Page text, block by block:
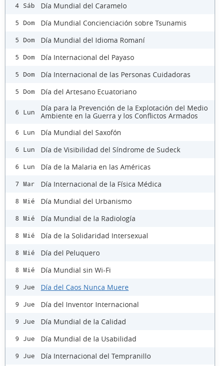
4 Sáb Día Mundial del Caramelo
5 Dom Día Mundial Concienciación sobre Tsunamis
5 Dom Día Mundial del Idioma Romaní
5 Dom Día Internacional del Payaso
5 Dom Día Internacional de las Personas Cuidadoras
5 Dom Día del Artesano Ecuatoriano
6 Lun
Día para la Prevención de la Explotación del Medio
Ambiente en la Guerra y los Conflictos Armados
6 Lun Día Mundial del Saxofón
6 Lun Día de Visibilidad del Síndrome de Sudeck
6 Lun Día de la Malaria en las Américas
7 Mar Día Internacional de la Física Médica
8 Mié Día Mundial del Urbanismo
8 Mié Día Mundial de la Radiología
8 Mié Día de la Solidaridad Intersexual
8 Mié Día del Peluquero
8 Mié Día Mundial sin Wi-Fi
9 Jue Día del Caos Nunca Muere
9 Jue Día del Inventor Internacional
9 Jue Día Mundial de la Calidad
9 Jue Día Mundial de la Usabilidad
9 Jue Día Internacional del Tempranillo